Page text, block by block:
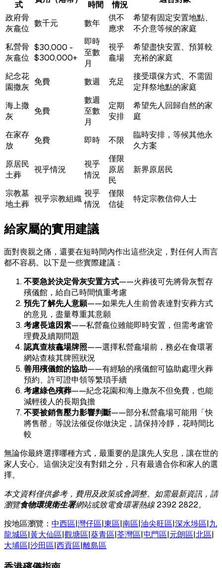
式
時間
情況
政府骨
灰龕位
數千元 數年
供不
應求
希望有固定安置地點、
不介意等候的家庭
私營骨
灰龕位
$30,000 -
$300,000+
即時
至數
月
視乎
龕場
希望盡快安置、預算較
充裕的家庭
紀念花
園撒灰
免費 數週 充足
接受環保方式、不需固
定拜祭地點的家庭
海上撒
灰
免費
數週
至數
月
定期
安排
希望先人回歸自然的家
庭
在家存
放
免費 即時 不限
臨時安排，等候其他永
久方案
原居民
土葬
視乎情況
視乎
情況
僅限
原居
民
新界原居民
宗教墓
地土葬
視乎宗教組織
視乎
情況
僅限
信徒
特定宗教信仰人士
給家屬的實用建議
面對喪親之痛，還要在短時間內作出這些決定，對任何人而言
都不容易。以下是一些實際建議：
不要急於決定骨灰安置方式——火葬後可先將骨灰暫存
殯儀館，給自己時間慎重考慮
預先了解先人意願——如果先人生前曾表達對安葬方式
的意見，盡量尊重其意願
考慮長遠因素——私營龕位雖能即時安置，但需考慮管
理費及續期問題
認真查核龕場牌照——選擇私營龕場前，務必在食環署
網站查核其牌照狀況
善用殯儀館的協助——有經驗的殯儀館可協助處理火葬
預約、許可證申領等繁瑣手續
考慮綠色殯葬——紀念花園和海上撒灰不但免費，也能
減輕後人的長期負擔
不要被銷售壓力影響判斷——部分私營龕場可能用「快
將售罄」等說法催促你做決定，請保持冷靜，花時間比
較
無論你最終選擇哪種方式，最重要的是讓先人安息，讓在世的
家人安心。這個決定沒有對錯之分，只有最適合你和家人的選
擇。
本文資料僅供參考，費用及政策或會調整。如需最新資訊，請
瀏覽食物環境衛生署網站或致電食環署熱線 2392 2822。
按地區瀏覽： 中西區|灣仔區|東區|南區|油尖旺區|深水埗區|九
龍城區|黃大仙區|觀塘區|葵青區|荃灣區|屯門區|元朗區|北區|
大埔區|沙田區|西貢區|離島區